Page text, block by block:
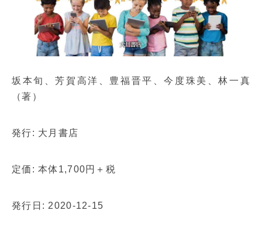
坂本旬、芳賀高洋、豊福晋平、今度珠美、林一真
（著）
発行: 大月書店
定価: 本体1,700円＋税
発行日: 2020-12-15